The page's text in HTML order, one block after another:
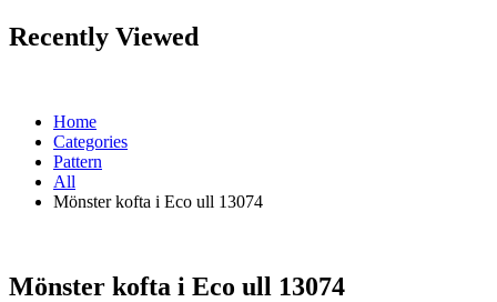
Recently Viewed
Home
Categories
Pattern
All
Mönster kofta i Eco ull 13074
Mönster kofta i Eco ull 13074